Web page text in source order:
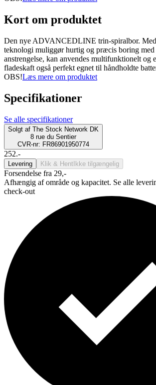
Kort om produktet
Den nye ADVANCEDLINE trin-spiralbor.
teknologi muliggør hurtig og præcis boring
anstrengelse, kan anvendes multifunktionelt og
fladeskaft også perfekt egnet til håndholdte
OBS!Læs mere om produktet
Specifikationer
Se alle specifikationer
Solgt af The Stock Network DK
8 rue du Sentier
CVR-nr: FR86901950774
252.-
Levering Klik & Hent Ikke tilgængelig
Forsendelse fra 29,-
Afhængig af område og kapacitet. Se alle
check-out